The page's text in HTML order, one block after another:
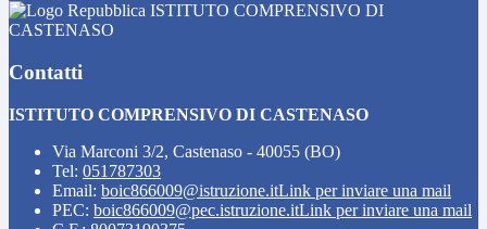
ISTITUTO COMPRENSIVO DI
CASTENASO
Contatti
ISTITUTO COMPRENSIVO DI CASTENASO
Via Marconi 3/2, Castenaso - 40055 (BO)
Tel: 051787303
Email: boic866009@istruzione.itLink per inviare una mail
PEC: boic866009@pec.istruzione.itLink per inviare una mail